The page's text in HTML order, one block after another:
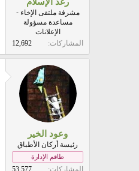
مشرفة ملتقى الإخاء -
مساعدة مسؤولة
الإعلانات
المشاركات
12,692
وعود الخير
رئيسة أركان الأطباق
طاقم الإدارة
المشاركات 53,577